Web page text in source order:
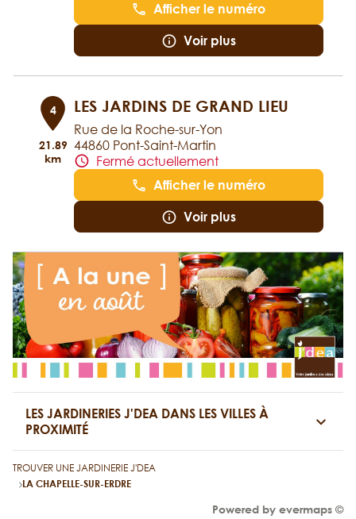
Afficher le numéro
Voir plus
4
21.89
km
LES JARDINS DE GRAND LIEU
Rue de la Roche-sur-Yon
44860 Pont-Saint-Martin
Fermé actuellement
Afficher le numéro
Voir plus
LES JARDINERIES J'DEA DANS LES VILLES À
PROXIMITÉ
TROUVER UNE JARDINERIE J'DEA
LA CHAPELLE-SUR-ERDRE
Powered by evermaps ©